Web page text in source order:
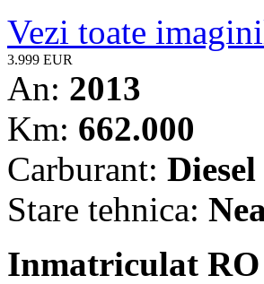
Vezi toate
3.999 EUR
An: 2013
Km: 662.000
Carburant: Diesel
Stare tehnica:
Inmatriculat RO